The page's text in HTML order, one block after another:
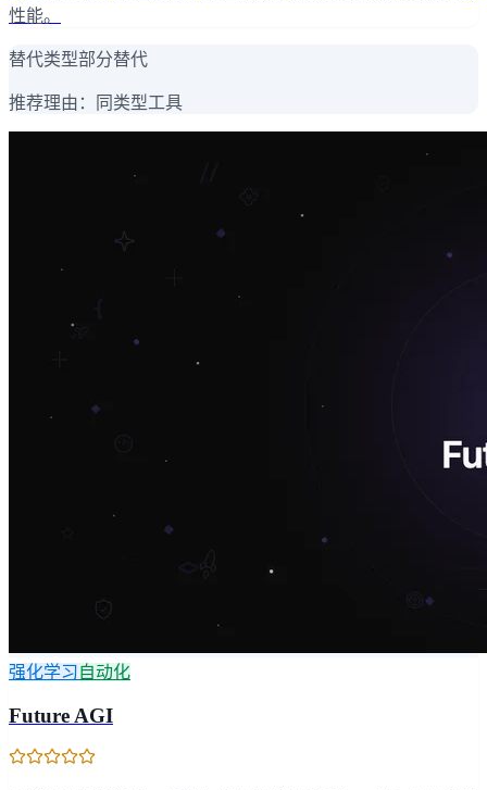
性能。
替代类型部分替代
推荐理由： 同类型工具
强化学习自动化
Future AGI